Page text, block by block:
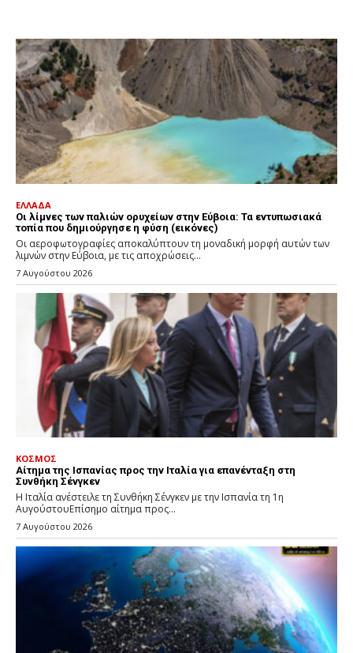
ΕΛΛΑΔΑ
Οι λίμνες των παλιών ορυχείων στην Εύβοια: Τα εντυπωσιακά
τοπία που δημιούργησε η φύση (εικόνες)
Οι αεροφωτογραφίες αποκαλύπτουν τη μοναδική μορφή αυτών των
λιμνών στην Εύβοια, με τις αποχρώσεις...
7 Αυγούστου 2026
ΚΟΣΜΟΣ
Αίτημα της Ισπανίας προς την Ιταλία για επανένταξη στη
Συνθήκη Σένγκεν
Η Ιταλία ανέστειλε τη Συνθήκη Σένγκεν με την Ισπανία τη 1η
ΑυγούστουΕπίσημο αίτημα προς...
7 Αυγούστου 2026